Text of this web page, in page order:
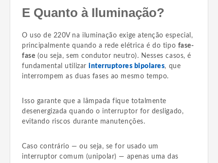
E Quanto à Iluminação?
O uso de 220V na iluminação exige atenção especial,
principalmente quando a rede elétrica é do tipo fase-
fase (ou seja, sem condutor neutro). Nesses casos, é
fundamental utilizarinterruptores bipolares, que
interrompem as duas fases ao mesmo tempo.
Isso garante que a lâmpada fique totalmente
desenergizada quando o interruptor for desligado,
evitando riscos durante manutenções.
Caso contrário — ou seja, se for usado um
interruptor comum (unipolar) — apenas uma das